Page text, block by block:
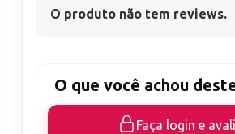
O produto não tem reviews.
O que você achou
Faça login e